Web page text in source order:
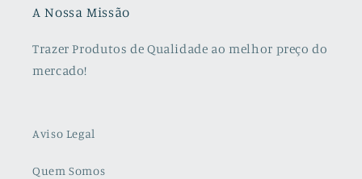
A Nossa Missão
Trazer Produtos de Qualidade ao melhor preço do
mercado!
Aviso Legal
Quem Somos